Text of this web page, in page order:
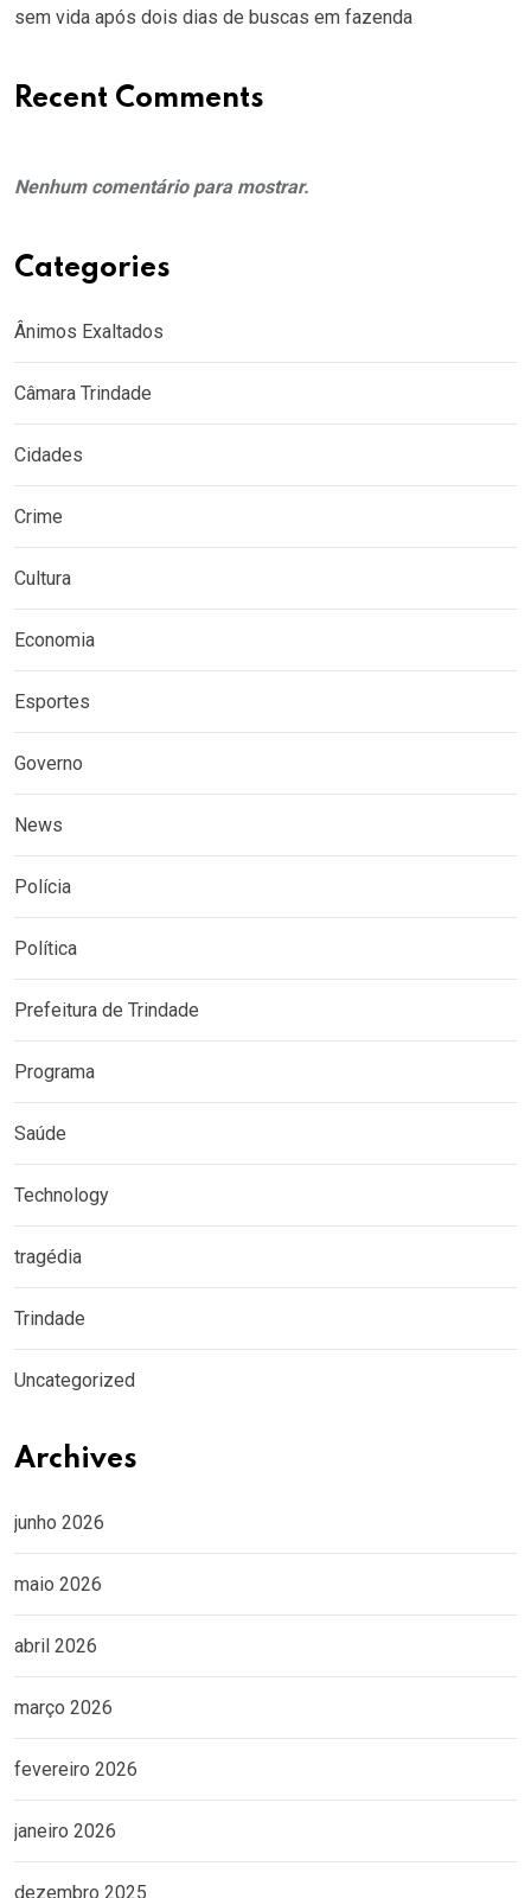
sem vida após dois dias de buscas em fazenda
Recent Comments
Nenhum comentário para mostrar.
Categories
Ânimos Exaltados
Câmara Trindade
Cidades
Crime
Cultura
Economia
Esportes
Governo
News
Polícia
Política
Prefeitura de Trindade
Programa
Saúde
Technology
tragédia
Trindade
Uncategorized
Archives
junho 2026
maio 2026
abril 2026
março 2026
fevereiro 2026
janeiro 2026
dezembro 2025